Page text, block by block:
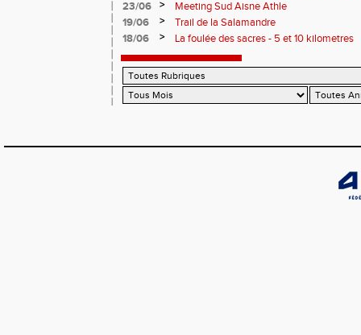
23/06
>
Meeting Sud Aisne Athle
19/06
>
Trail de la Salamandre
18/06
> La foulée des sacres - 5 et 10 kilometres